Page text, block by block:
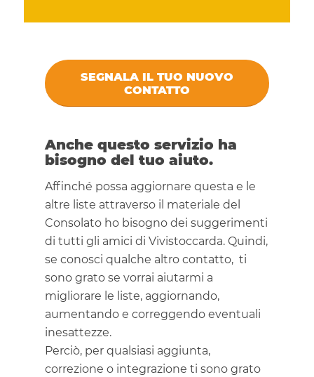
SEGNALA IL TUO NUOVO
CONTATTO
Anche questo servizio ha
bisogno del tuo aiuto.
Affinché possa aggiornare questa e le
altre liste attraverso il materiale del
Consolato ho bisogno dei suggerimenti
di tutti gli amici di Vivistoccarda. Quindi,
se conosci qualche altro contatto, ti
sono grato se vorrai aiutarmi a
migliorare le liste, aggiornando,
aumentando e correggendo eventuali
inesattezze.
Perciò, per qualsiasi aggiunta,
correzione o integrazione ti sono grato